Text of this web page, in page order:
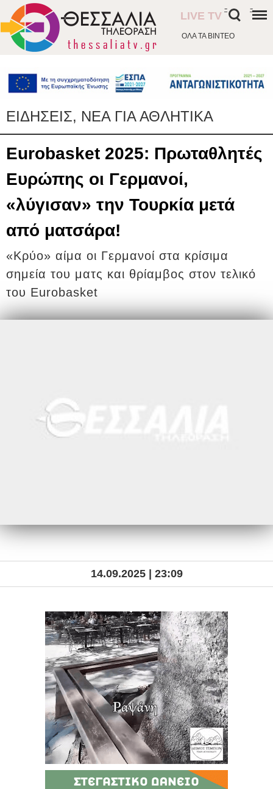
ΟΛΑ ΤΑ ΒΙΝΤΕΟ
LIVE TV
- -
ΕΙΔΗΣΕΙΣ, ΝΕΑ ΓΙΑ ΑΘΛΗΤΙΚΑ
Eurobasket 2025: Πρωταθλητές
Ευρώπης οι Γερμανοί,
«λύγισαν» την Τουρκία μετά
από ματσάρα!
«Κρύο» αίμα οι Γερμανοί στα κρίσιμα
σημεία του ματς και θρίαμβος στον τελικό
του Eurobasket
14.09.2025 | 23:09